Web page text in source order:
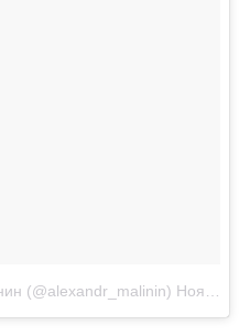
(@alexandr_malinin) Ноя 6 2017 в 2:13 PST